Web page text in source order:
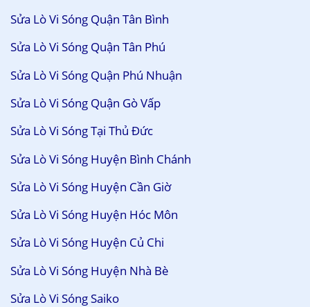
Sửa Lò Vi Sóng Quận Tân Bình
Sửa Lò Vi Sóng Quận Tân Phú
Sửa Lò Vi Sóng Quận Phú Nhuận
Sửa Lò Vi Sóng Quận Gò Vấp
Sửa Lò Vi Sóng Tại Thủ Đức
Sửa Lò Vi Sóng Huyện Bình Chánh
Sửa Lò Vi Sóng Huyện Cần Giờ
Sửa Lò Vi Sóng Huyện Hóc Môn
Sửa Lò Vi Sóng Huyện Củ Chi
Sửa Lò Vi Sóng Huyện Nhà Bè
Sửa Lò Vi Sóng Saiko